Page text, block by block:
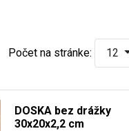
Počet na stránke: 12
DOSKA bez drážky
30x20x2,2 cm